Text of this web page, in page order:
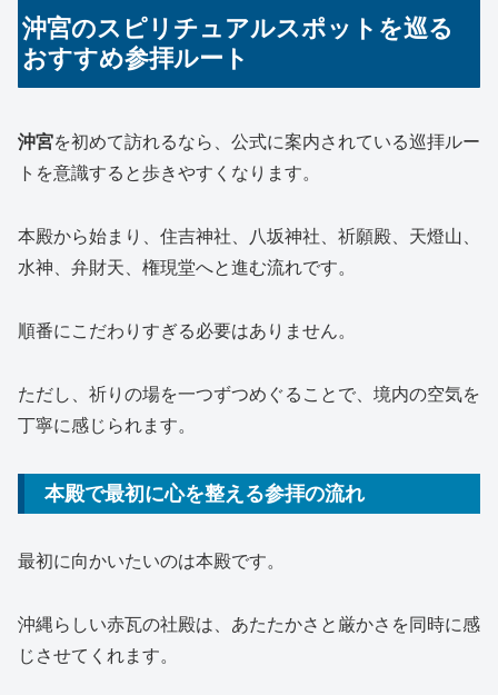
沖宮のスピリチュアルスポットを巡る
おすすめ参拝ルート
沖宮を初めて訪れるなら、公式に案内されている巡拝ルー
トを意識すると歩きやすくなります。
本殿から始まり、住吉神社、八坂神社、祈願殿、天燈山、
水神、弁財天、権現堂へと進む流れです。
順番にこだわりすぎる必要はありません。
ただし、祈りの場を一つずつめぐることで、境内の空気を
丁寧に感じられます。
本殿で最初に心を整える参拝の流れ
最初に向かいたいのは本殿です。
沖縄らしい赤瓦の社殿は、あたたかさと厳かさを同時に感
じさせてくれます。